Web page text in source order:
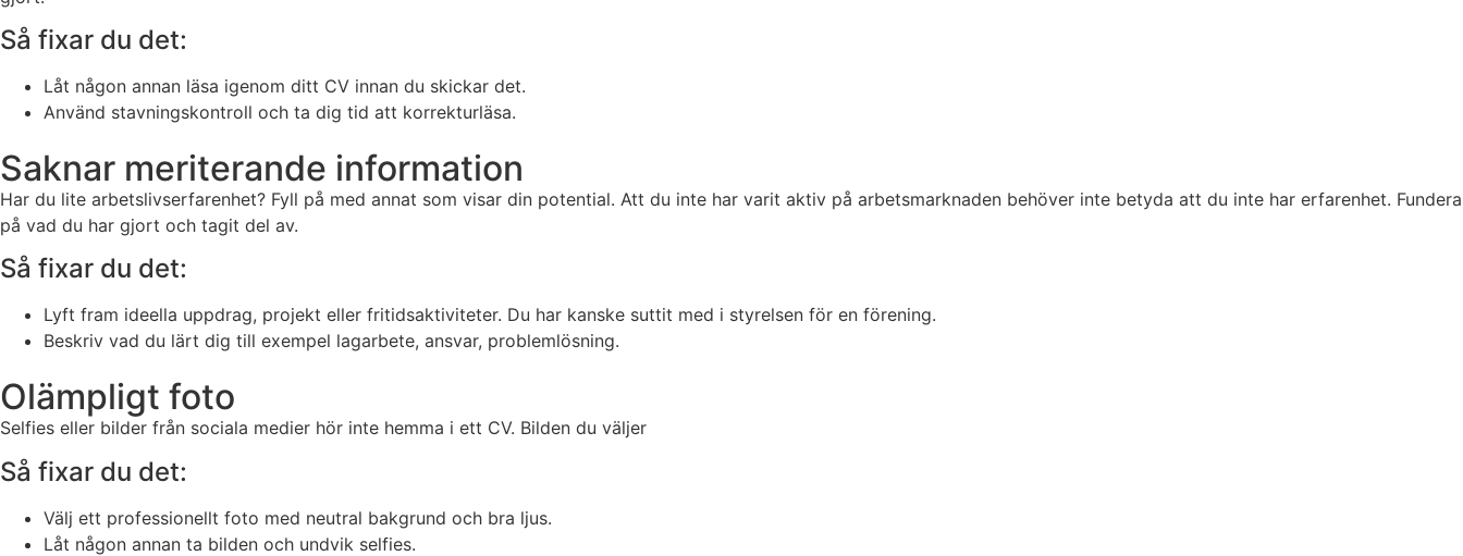
Så fixar du det:
Låt någon annan läsa igenom ditt CV innan du skickar det.
Använd stavningskontroll och ta dig tid att korrekturläsa.
Saknar meriterande information
Har du lite arbetslivserfarenhet? Fyll på med annat som visar din potential. Att du inte har varit aktiv på arbetsmarknaden behöver inte betyda att du inte har erfarenhet. Fundera
på vad du har gjort och tagit del av.
Så fixar du det:
Lyft fram ideella uppdrag, projekt eller fritidsaktiviteter. Du har kanske suttit med i styrelsen för en förening.
Beskriv vad du lärt dig till exempel lagarbete, ansvar, problemlösning.
Olämpligt foto
Selfies eller bilder från sociala medier hör inte hemma i ett CV. Bilden du väljer
Så fixar du det:
Välj ett professionellt foto med neutral bakgrund och bra ljus.
Låt någon annan ta bilden och undvik selfies.